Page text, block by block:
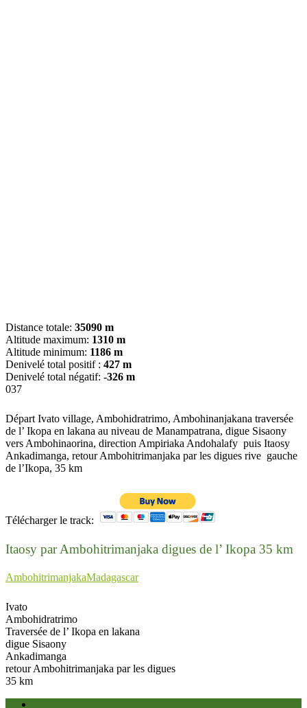
Distance totale: 35090 m
Altitude maximum: 1310 m
Altitude minimum: 1186 m
Denivelé total positif : 427 m
Denivelé total négatif: -326 m
037
Départ Ivato village, Ambohidratrimo, Ambohinanjakana traversée
de l’ Ikopa en lakana au niveau de Manampatrana, digue Sisaony
vers Ambohinaorina, direction Ampiriaka Andohalafy puis Itaosy
Ankadimanga, retour Ambohitrimanjaka par les digues rive gauche
de l’Ikopa, 35 km
Télécharger le track:
Itaosy par Ambohitrimanjaka digues de l’ Ikopa 35 km
AmbohitrimanjakaMadagascar
Ivato
Ambohidratrimo
Traversée de l’ Ikopa en lakana
digue Sisaony
Ankadimanga
retour Ambohitrimanjaka par les digues
35 km